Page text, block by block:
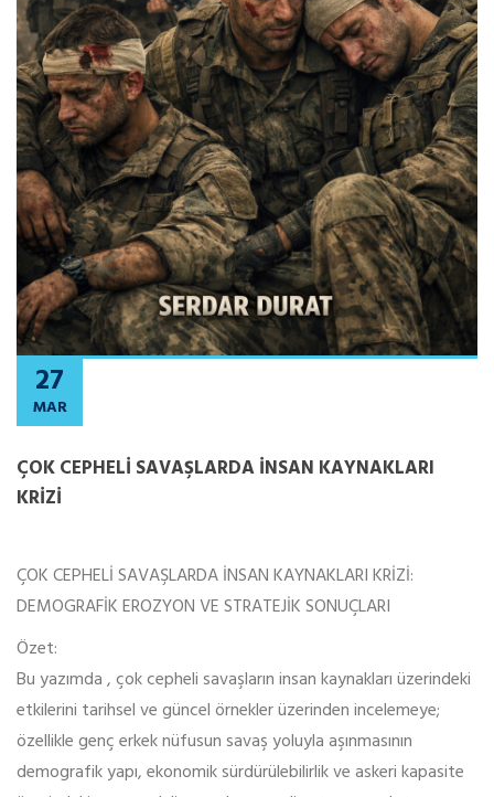
27
MAR
ÇOK CEPHELİ SAVAŞLARDA İNSAN KAYNAKLARI
KRİZİ
ÇOK CEPHELİ SAVAŞLARDA İNSAN KAYNAKLARI KRİZİ:
DEMOGRAFİK EROZYON VE STRATEJİK SONUÇLARI
Özet:
Bu yazımda , çok cepheli savaşların insan kaynakları üzerindeki
etkilerini tarihsel ve güncel örnekler üzerinden incelemeye;
özellikle genç erkek nüfusun savaş yoluyla aşınmasının
demografik yapı, ekonomik sürdürülebilirlik ve askeri kapasite